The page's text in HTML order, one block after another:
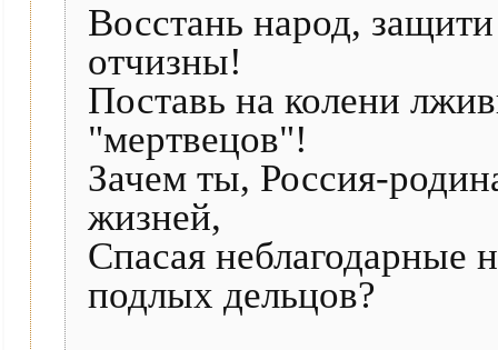
Восстань народ,
отчизны!
Поставь на колени
"мертвецов"!
Зачем ты, Россия-
жизней,
Спасая
подлых дельцов?